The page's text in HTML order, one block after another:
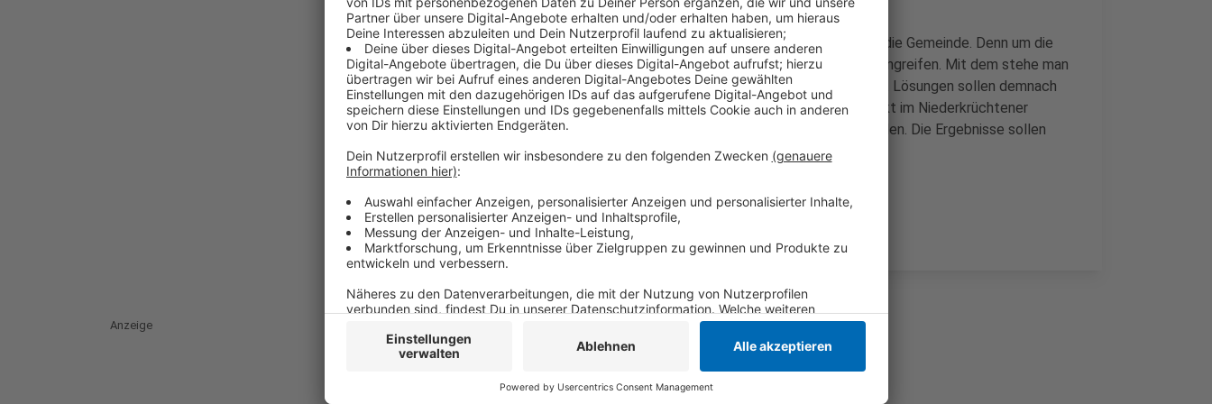
Bis sich daran etwas ändert, wird es aber wohl noch dauern, sagt die Gemeinde. Denn um die
Lage auf der Mittelstraße zu entlasten, muss der Kreis Viersen eingreifen. Mit dem stehe man
bereits in Kontakt, sagt Niederkrüchtens Bürgermeister Wassong. Lösungen sollen demnach
zeitnah gefunden werden. Die Mittelstraße ist außerdem ein Punkt im Niederkrüchtener
Mobilitätskonzept. Bei dem konnten die Menschen vor Ort mitreden. Die Ergebnisse sollen
jetzt in die Planungen miteinfließen, heißt es.
Anzeige